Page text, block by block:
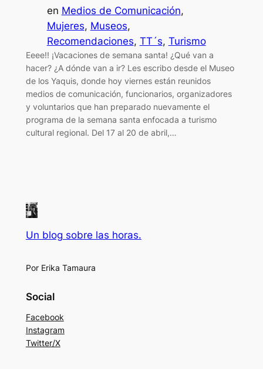
en Medios de Comunicación
Mujeres, Museos
Recomendaciones, TT´s, Turismo
Eeee!! ¡Vacaciones de semana santa! ¿Qué van a
hacer? ¿A dónde van a ir? Les escribo desde el Museo
de los Yaquis, donde hoy viernes están reunidos
medios de comunicación, funcionarios, organizadores
y voluntarios que han preparado nuevamente el
programa de la semana santa enfocada a turismo
cultural regional. Del 17 al 20 de abril,…
Un blog sobre las horas.
Por Erika Tamaura
Social
Facebook
Instagram
Twitter/X